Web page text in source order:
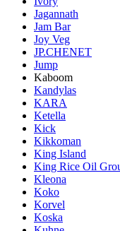
Jagannath
Jam Bar
Joy Veg
JP.CHENET
Jump
Kaboom
Kandylas
KARA
Ketella
Kick
Kikkoman
King Island
King Rice Oil
Kleona
Koko
Korvel
Koska